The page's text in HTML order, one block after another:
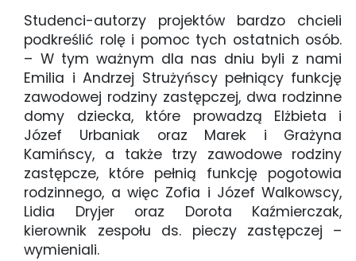
Studenci-autorzy projektów bardzo chcieli
podkreślić rolę i pomoc tych ostatnich osób.
– W tym ważnym dla nas dniu byli z nami
Emilia i Andrzej Strużyńscy pełniący funkcję
zawodowej rodziny zastępczej, dwa rodzinne
domy dziecka, które prowadzą Elżbieta i
Józef Urbaniak oraz Marek i Grażyna
Kamińscy, a także trzy zawodowe rodziny
zastępcze, które pełnią funkcję pogotowia
rodzinnego, a więc Zofia i Józef Walkowscy,
Lidia Dryjer oraz Dorota Kaźmierczak,
kierownik zespołu ds. pieczy zastępczej –
wymieniali.